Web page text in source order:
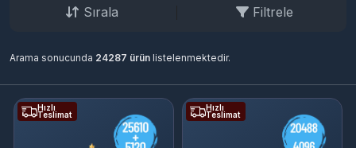
Sırala Filtrele
Arama sonucunda 24287 ürün listelenmektedir.
Hızlı
Teslimat
Hızlı
Teslimat